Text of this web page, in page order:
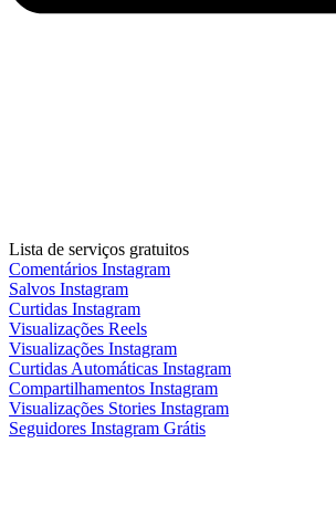
Lista de serviços gratuitos
Comentários Instagram
Salvos Instagram
Curtidas Instagram
Visualizações Reels
Visualizações Instagram
Curtidas Automáticas Instagram
Compartilhamentos Instagram
Visualizações Stories Instagram
Seguidores Instagram Grátis